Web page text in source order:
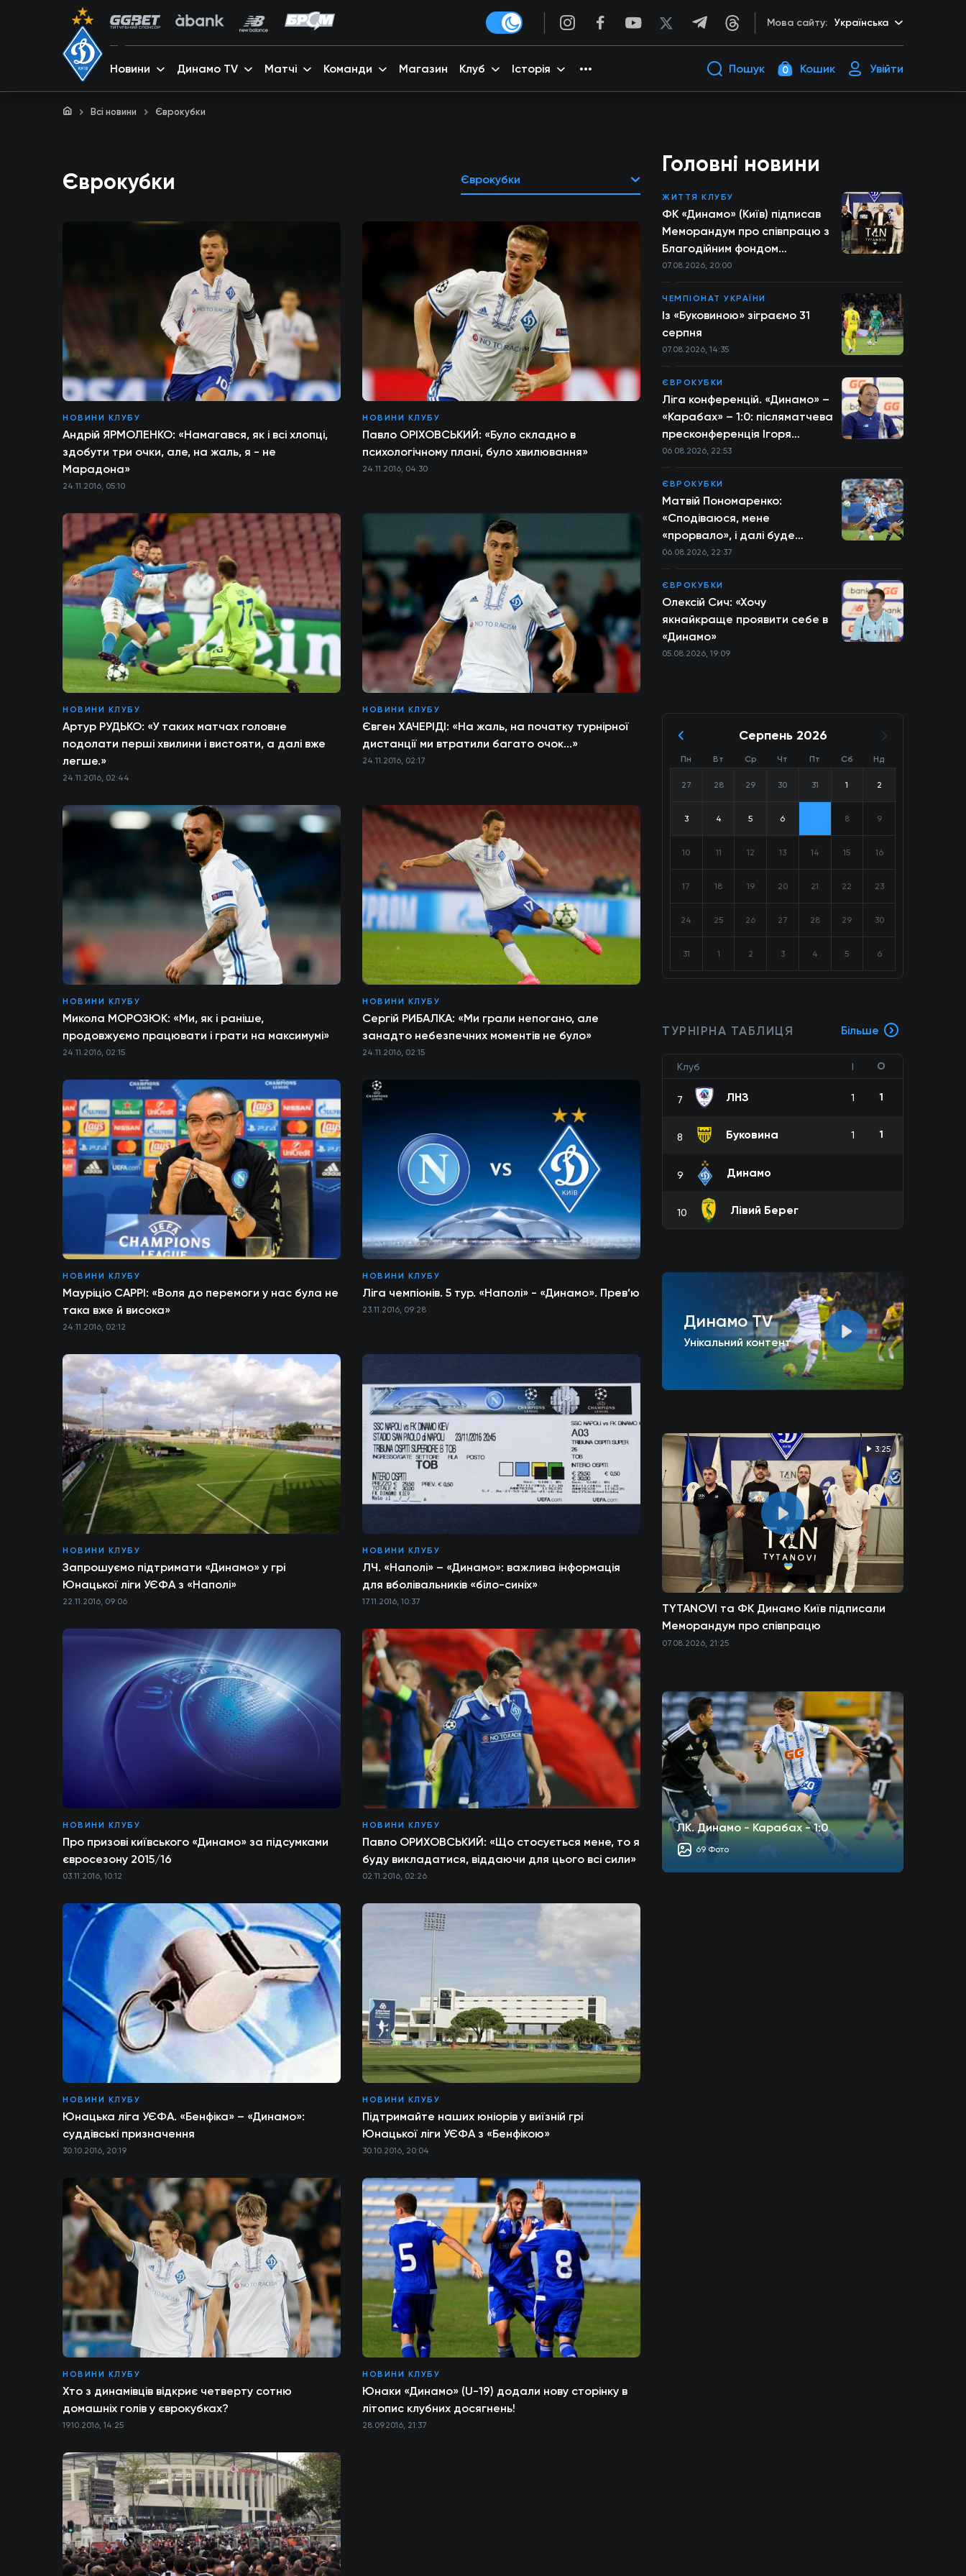
Мова сайту: Українська
Новини Динамо TV Матчі Команди Магазин Клуб Історія Пошук 0 Кошик Увійти
Всі новини Єврокубки
Єврокубки Єврокубки
НОВИНИ КЛУБУ
Андрій ЯРМОЛЕНКО: «Намагався, як і всі хлопці,
здобути три очки, але, на жаль, я - не
Марадона»
24.11.2016, 05:10
НОВИНИ КЛУБУ
Павло ОРІХОВСЬКИЙ: «Було складно в
психологічному плані, було хвилювання»
24.11.2016, 04:30
НОВИНИ КЛУБУ
Артур РУДЬКО: «У таких матчах головне
подолати перші хвилини і вистояти, а далі вже
легше.»
24.11.2016, 02:44
НОВИНИ КЛУБУ
Євген ХАЧЕРІДІ: «На жаль, на початку турнірної
дистанції ми втратили багато очок...»
24.11.2016, 02:17
НОВИНИ КЛУБУ
Микола МОРОЗЮК: «Ми, як і раніше,
продовжуємо працювати і грати на максимумі»
24.11.2016, 02:15
НОВИНИ КЛУБУ
Сергій РИБАЛКА: «Ми грали непогано, але
занадто небезпечних моментів не було»
24.11.2016, 02:15
НОВИНИ КЛУБУ
Мауріціо САРРІ: «Воля до перемоги у нас була не
така вже й висока»
24.11.2016, 02:12
НОВИНИ КЛУБУ
Ліга чемпіонів. 5 тур. «Наполі» - «Динамо». Прев’ю
23.11.2016, 09:28
НОВИНИ КЛУБУ
Запрошуємо підтримати «Динамо» у грі
Юнацької ліги УЄФА з «Наполі»
22.11.2016, 09:06
НОВИНИ КЛУБУ
ЛЧ. «Наполі» – «Динамо»: важлива інформація
для вболівальників «біло-синіх»
17.11.2016, 10:37
НОВИНИ КЛУБУ
Про призові київського «Динамо» за підсумками
євросезону 2015/16
03.11.2016, 10:12
НОВИНИ КЛУБУ
Павло ОРИХОВСЬКИЙ: «Що стосується мене, то я
буду викладатися, віддаючи для цього всі сили»
02.11.2016, 02:26
НОВИНИ КЛУБУ
Юнацька ліга УЄФА. «Бенфіка» – «Динамо»:
суддівські призначення
30.10.2016, 20:19
НОВИНИ КЛУБУ
Підтримайте наших юніорів у виїзній грі
Юнацької ліги УЄФА з «Бенфікою»
30.10.2016, 20:04
НОВИНИ КЛУБУ
Хто з динамівців відкриє четверту сотню
домашніх голів у єврокубках?
19.10.2016, 14:25
НОВИНИ КЛУБУ
Юнаки «Динамо» (U-19) додали нову сторінку в
літопис клубних досягнень!
28.09.2016, 21:37
Головні новини
ЖИТТЯ КЛУБУ
ФК «Динамо» (Київ) підписав
Меморандум про співпрацю з
Благодійним фондом
TYTANOVI
07.08.2026, 20:00
ЧЕМПІОНАТ УКРАЇНИ
Із «Буковиною» зіграємо 31
серпня
07.08.2026, 14:35
ЄВРОКУБКИ
Ліга конференцій. «Динамо» –
«Карабах» – 1:0: післяматчева
пресконференція Ігоря
Костюка
06.08.2026, 22:53
ЄВРОКУБКИ
Матвій Пономаренко:
«Сподіваюся, мене
«прорвало», і далі буде
більше»
06.08.2026, 22:37
ЄВРОКУБКИ
Олексій Сич: «Хочу
якнайкраще проявити себе в
«Динамо»
05.08.2026, 19:09
Серпень 2026
Пн Вт Ср Чт Пт Сб Нд
27 28 29 30 31 1 2
3 4 5 6 8 9
10 11 12 13 14 15 16
17 18 19 20 21 22 23
24 25 26 27 28 29 30
31 1 2 3 4 5 6
ТУРНІРНА ТАБЛИЦЯ Більше
Клуб І О
7 ЛНЗ 1 1
8 Буковина 1 1
9 Динамо
10 Лівий Берег
Динамо TV
Унікальний контент
3:25
TYTANOVI та ФК Динамо Київ підписали
Меморандум про співпрацю
07.08.2026, 21:25
ЛК. Динамо - Карабах - 1:0
69 Фото